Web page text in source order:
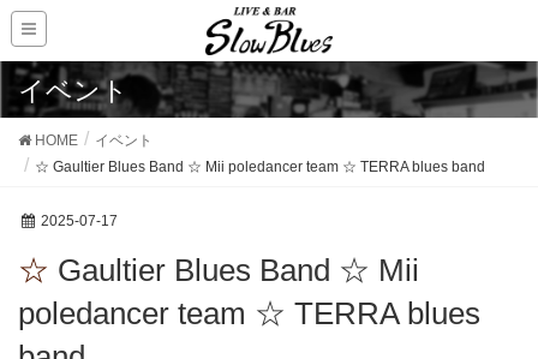
イベント
HOME
イベント
☆ Gaultier Blues Band ☆ Mii poledancer team ☆ TERRA blues band
2025-07-17
☆ Gaultier Blues Band ☆ Mii
poledancer team ☆ TERRA blues